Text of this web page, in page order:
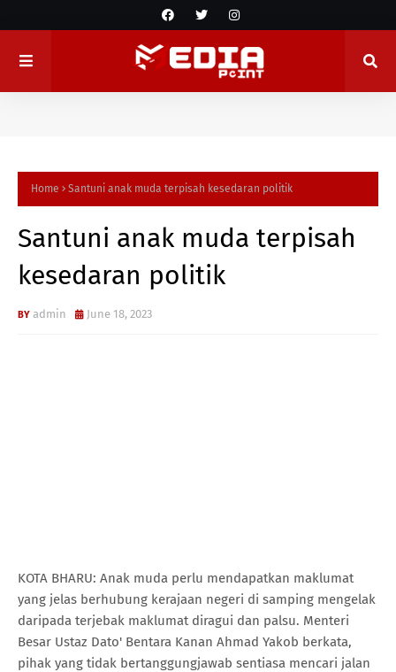
Home Santuni anak muda terpisah kesedaran politik
Santuni anak muda terpisah
kesedaran politik
admin June 18, 2023
KOTA BHARU: Anak muda perlu mendapatkan maklumat
yang jelas berhubung kerajaan negeri di samping mengelak
daripada terjebak maklumat diragui dan palsu. Menteri
Besar Ustaz Dato' Bentara Kanan Ahmad Yakob berkata,
pihak yang tidak bertanggungjawab sentiasa mencari jalan